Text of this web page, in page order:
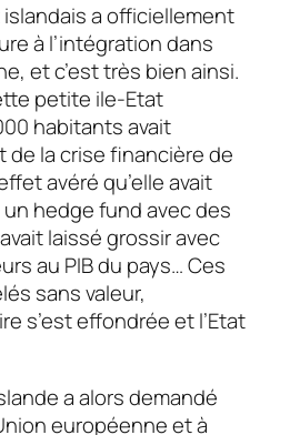
a officiellement
à l’intégration dans
et c’est très bien ainsi.
petite ile-Etat
habitants avait
la crise financière de
avéré qu’elle avait
hedge fundavec des
laissé grossir avec
au PIB du pays… Ces
sans valeur,
s’est effondrée et l’Etat
a alors demandé
européenne et à